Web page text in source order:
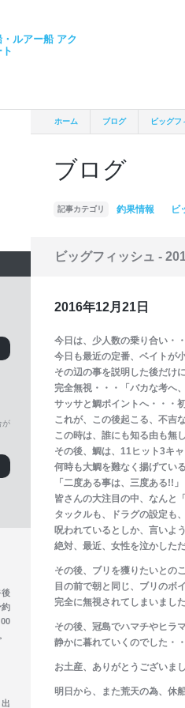
ホーム ブログ ビッグフ
ブログ
記事カテゴリ 釣果情報 ビ
ビッグフィッシュ -
2016年12月21日
今日は、少人数の乗り合い・
今日も最近の定番、ベイトが
その辺の事を説明した後だけ
完全無視・・・「バカな考へ
サッサと鯛ポイントへ・・・
これが、この後起こる、不吉
この時は、誰にも知る由も無
その後、鯛は、11ヒット3キ
何時も大鯛を難なく揚げてい
「二度ある事は、三度ある!!
皆さんの大注目の中、なんと
タックルも、ドラグの設定も
呪われているとしか、言いよ
絶対、最近、女性を泣かした
その後、ブリを獲りたいとの
目の前で朝と同じ、ブリのボ
完全に無視されてしまいまし
その後、冠島でハマチやヒラ
静かに暮れていくのでした・
お土産、ありがとうございま
明日から、また荒天の為、休船
が